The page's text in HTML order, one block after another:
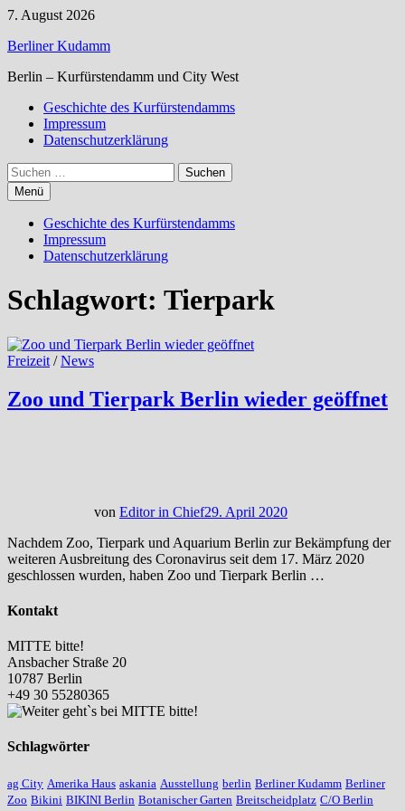
Zum
springen
7. August 2026
Berliner Kudamm
Berlin – Kurfürstendamm und City West
Geschichte des Kurfürstendamms
Impressum
Datenschutzerklärung
Suchen
nach:
Menü
Geschichte des Kurfürstendamms
Impressum
Datenschutzerklärung
Schlagwort: Tierpark
Freizeit /News
Zoo und Tierpark Berlin wieder geöffnet
von Editor in Chief29. April 2020
Nachdem Zoo, Tierpark und Aquarium Berlin zur Bekämpfung der
weiteren Ausbreitung des Coronavirus seit dem 17. März 2020
geschlossen wurden, haben Zoo und Tierpark Berlin …
Kontakt
MITTE bitte!
Ansbacher Straße 20
10787 Berlin
+49 30 55280365
Schlagwörter
ag City Amerika Haus askania Ausstellung berlin Berliner Kudamm Berliner
Zoo Bikini BIKINI Berlin Botanischer Garten Breitscheidplatz C/O Berlin